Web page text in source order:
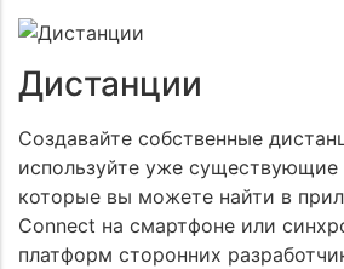
Дистанции
Создавайте собственные
используйте уже существующие
которые вы можете найти в
Connect на смартфоне или
платформ сторонних